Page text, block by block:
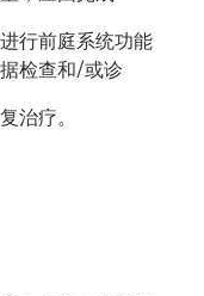
行前庭系统功能
检查和/或诊
治疗。